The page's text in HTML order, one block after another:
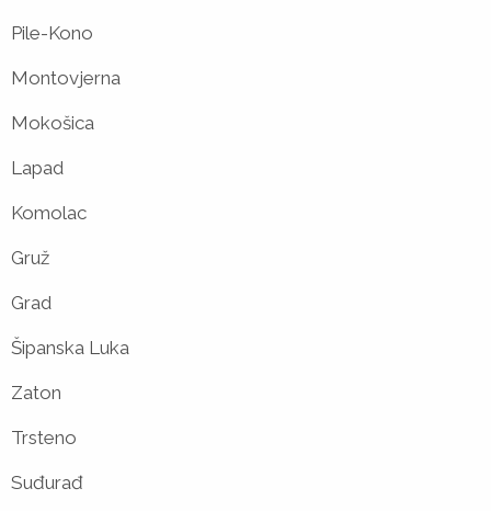
Pile-Kono
Montovjerna
Mokošica
Lapad
Komolac
Gruž
Grad
Šipanska Luka
Zaton
Trsteno
Suđurađ